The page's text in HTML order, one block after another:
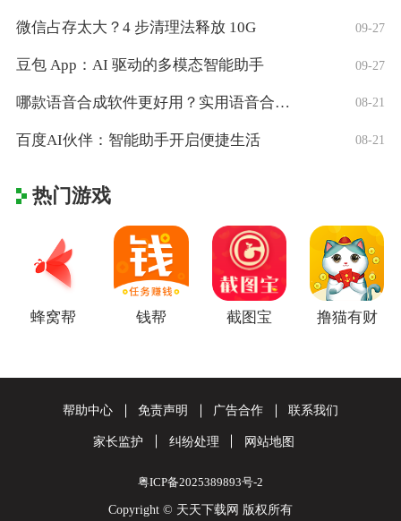
微信占存太大？4 步清理法释放 10G 09-27
豆包 App：AI 驱动的多模态智能助手 09-27
哪款语音合成软件更好用？实用语音合成软件 08-21
百度AI伙伴：智能助手开启便捷生活 08-21
热门游戏
蜂窝帮 钱帮 截图宝 撸猫有财
帮助中心 免责声明 广告合作 联系我们
家长监护 纠纷处理 网站地图
粤ICP备2025389893号-2
Copyright © 天天下载网 版权所有